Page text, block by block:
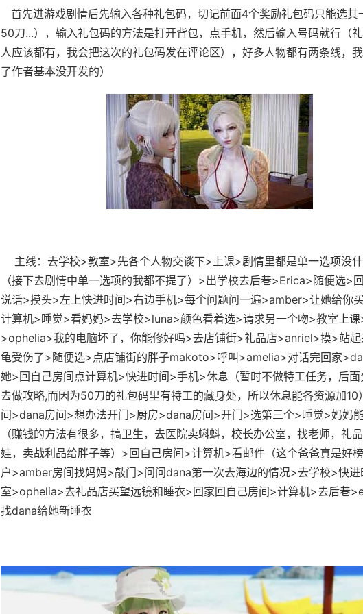
首先进游戏剧情后先输入各种礼包码，切记前面4个奖励礼包码只能选其
50刀...），输入礼包码的方法是打开背包，点手机，然后输入号码就行（
人应该都有，我会把这次的礼包码发在评论区），好多人物都有两条线，
了作者基本没开发的）
主线：去学校>教室>先各个人物交谈下>上课>剧情里都是单一选项没
（接下去剧情中单一选项的我都不提了）>出学校去后巷>Erica>随便选>
说话>摸头>左上快进时间>右边手机>每个问题问一遍>amber>让她给你
计算机>睡觉>看妈妈>去学校>luna>颜色看着选>请求另一个吻>教室上
>ophelia>我的电脑坏了，你能修好吗>去店铺街>礼品店>anriel>摸>站
龟受伤了>随便选>点店铺街的胖子makoto>呼叫>amelia>对话完回家
她>回自己房间点计算机>快进时间>手机>休息（暂时不做特工任务，后
去做攻略,而因为50刀的礼包码里有特工的藏身处，所以休息能各资源加10
间>dana房间>想办法开门>厨房>dana房间>开门>选第三个>睡觉>妈妈
（赚钱的方法有很多，搞卫生，去医院卖蝌蚪，校长办公室，找老师，礼
娃，卖战利品给胖子等）>回自己房间>计算机>看邮件（这个爸爸真是好
户>amber房间找妈妈>敲门>问问dana第一次去海边的情况>去学校>快
室>ophelia>去礼品店买望远镜和睡衣>回家回自己房间>计算机>去后巷
找dana给她新睡衣